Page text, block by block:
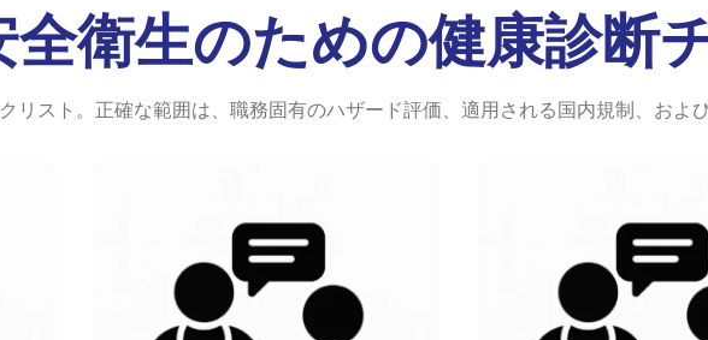
全衛生のための健康診断
リスト。正確な範囲は、職務固有のハザード評価、適用される国内規制、およ